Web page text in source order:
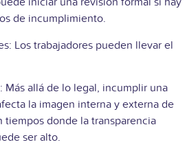
de incumplimiento.
Los trabajadores pueden llevar el
Más allá de lo legal, incumplir una
la imagen interna y externa de
tiempos donde la transparencia
ser alto.